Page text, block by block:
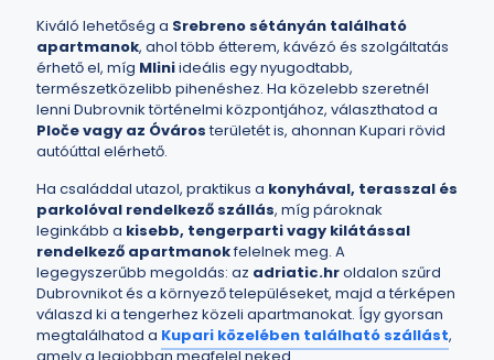
Kiváló lehetőség a Srebreno sétányán található
apartmanok, ahol több étterem, kávézó és szolgáltatás
érhető el, míg Mliniideális egy nyugodtabb,
természetközelibb pihenéshez. Ha közelebb szeretnél
lenni Dubrovnik történelmi központjához, választhatod a
Ploče vagy az Óvárosterületét is, ahonnan Kupari rövid
autóúttal elérhető.
Ha családdal utazol, praktikus a konyhával, terasszal és
parkolóval rendelkező szállás, míg pároknak
leginkább a kisebb, tengerparti vagy kilátással
rendelkező apartmanokfelelnek meg. A
legegyszerűbb megoldás: az adriatic.hroldalon szűrd
Dubrovnikot és a környező településeket, majd a térképen
válaszd ki a tengerhez közeli apartmanokat. Így gyorsan
megtalálhatod a Kupari közelében található szállást,